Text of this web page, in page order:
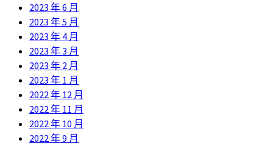
2023 年 6 月
2023 年 5 月
2023 年 4 月
2023 年 3 月
2023 年 2 月
2023 年 1 月
2022 年 12 月
2022 年 11 月
2022 年 10 月
2022 年 9 月